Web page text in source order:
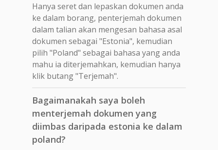
Hanya seret dan lepaskan dokumen anda
ke dalam borang, penterjemah dokumen
dalam talian akan mengesan bahasa asal
dokumen sebagai "Estonia", kemudian
pilih "Poland" sebagai bahasa yang anda
mahu ia diterjemahkan, kemudian hanya
klik butang "Terjemah".
Bagaimanakah saya boleh
menterjemah dokumen yang
diimbas daripada estonia ke dalam
poland?